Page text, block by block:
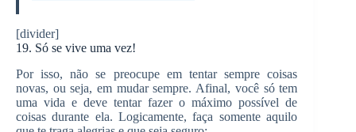
[divider]
19. Só se vive uma vez!
Por isso, não se preocupe em tentar sempre coisas
novas, ou seja, em mudar sempre. Afinal, você só tem
uma vida e deve tentar fazer o máximo possível de
coisas durante ela. Logicamente, faça somente aquilo